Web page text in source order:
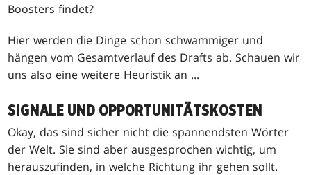
Boosters findet?
Hier werden die Dinge schon schwammiger und
hängen vom Gesamtverlauf des Drafts ab. Schauen wir
uns also eine weitere Heuristik an ...
SIGNALE UND OPPORTUNITÄTSKOSTEN
Okay, das sind sicher nicht die spannendsten Wörter
der Welt. Sie sind aber ausgesprochen wichtig, um
herauszufinden, in welche Richtung ihr gehen sollt.